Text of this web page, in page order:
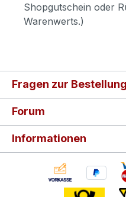
Shopgutschein oder
Warenwerts.)
Fragen zur
Forum
Informationen